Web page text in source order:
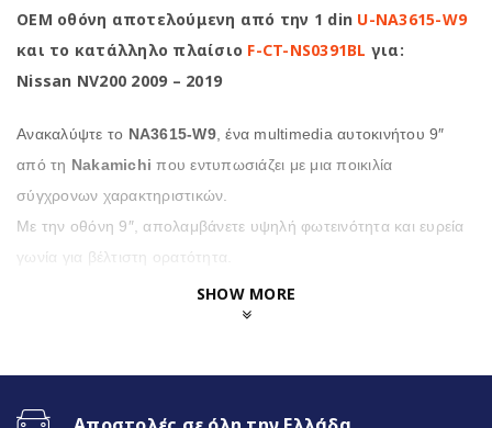
OEM οθόνη αποτελούμενη από την 1 din U-NA3615-W9
και το κατάλληλο πλαίσιο F-CT-NS0391BL για:
Nissan NV200 2009 – 2019
Ανακαλύψτε το NA3615-W9, ένα multimedia αυτοκινήτου 9″
από τη Nakamichi που εντυπωσιάζει με μια ποικιλία
σύγχρονων χαρακτηριστικών.
Με την οθόνη 9″, απολαμβάνετε υψηλή φωτεινότητα και ευρεία
γωνία για βέλτιστη ορατότητα.
προσφέρει μια σειρά από
υψηλής ανάλυσης και πολύχρωμο φωτισμό
SHOW MORE